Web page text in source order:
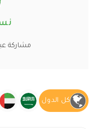
مشاركة
كل الدول